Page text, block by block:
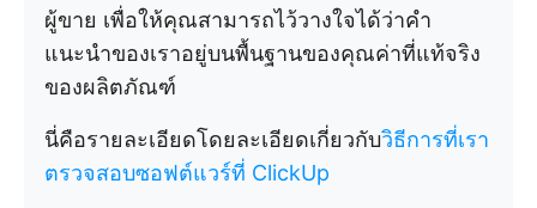
ผู้ขาย เพื่อให้คุณสามารถไว้วางใจได้ว่าคำ
แนะนำของเราอยู่บนพื้นฐานของคุณค่าที่แท้จริง
ของผลิตภัณฑ์
นี่คือรายละเอียดโดยละเอียดเกี่ยวกับวิธีการที่เรา
ตรวจสอบซอฟต์แวร์ที่ ClickUp